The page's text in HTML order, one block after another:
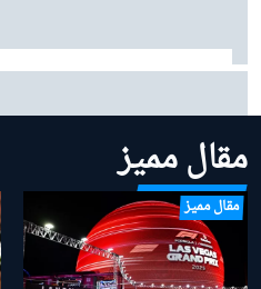
فيرستابن حول عاطفة الأبوّة:
مقال مميز
مقال مميز